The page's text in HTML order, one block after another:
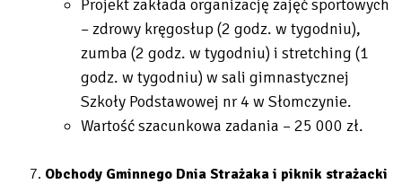
Projekt zakłada organizację zajęć sportowych
– zdrowy kręgosłup (2 godz. w tygodniu),
zumba (2 godz. w tygodniu) i stretching (1
godz. w tygodniu) w sali gimnastycznej
Szkoły Podstawowej nr 4 w Słomczynie.
Wartość szacunkowa zadania – 25 000 zł.
Obchody Gminnego Dnia Strażaka i piknik strażacki